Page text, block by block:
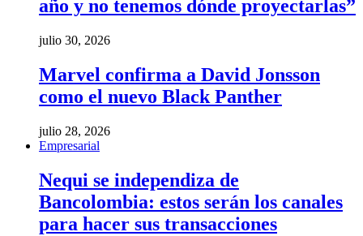
año y no tenemos dónde proyectarlas”
julio 30, 2026
Marvel confirma a David Jonsson
como el nuevo Black Panther
julio 28, 2026
Empresarial
Nequi se independiza de
Bancolombia: estos serán los canales
para hacer sus transacciones